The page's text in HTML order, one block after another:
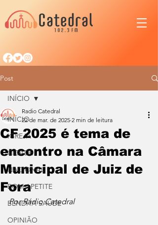
Post
INÍCIO
IGREJA
CIDADE
NACIONAL
BOM APETITE
BENDITA SAÚDE
OPINIÃO
INÍCIO
CF 2025 é tema de
encontro na Câmara
Municipal de Juiz de
Fora
Radio Catedral
22 de mar. de 2025 2 min de leitura
Por Rádio Catedral